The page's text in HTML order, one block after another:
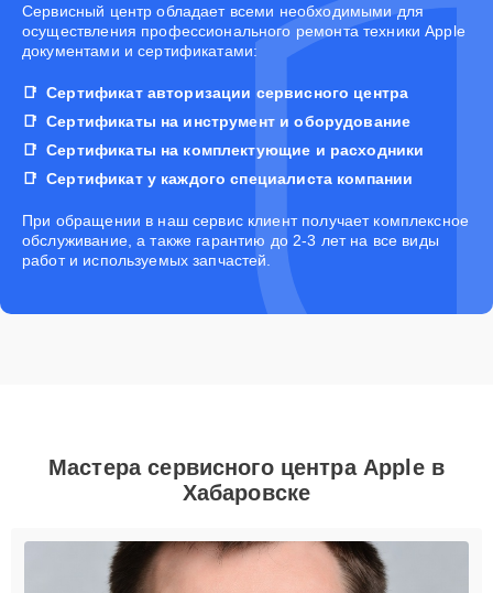
Cервисный центр обладает всеми необходимыми для
осуществления профессионального ремонта техники Apple
документами и сертификатами:
Сертификат авторизации сервисного центра
Сертификаты на инструмент и оборудование
Сертификаты на комплектующие и расходники
Сертификат у каждого специалиста компании
При обращении в наш сервис клиент получает комплексное
обслуживание, а также гарантию до 2-3 лет на все виды
работ и используемых запчастей.
Мастера сервисного центра Apple в
Хабаровске